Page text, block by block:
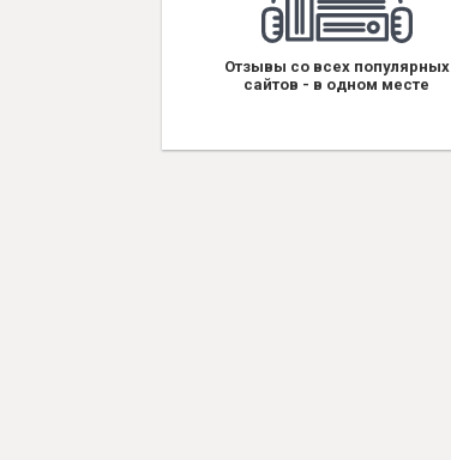
Отзывы со всех популярных
сайтов - в одном месте